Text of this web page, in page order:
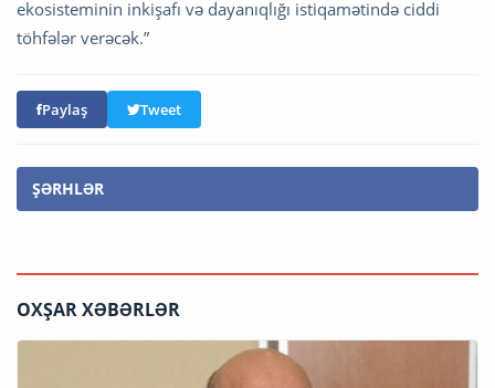
ekosisteminin inkişafı və dayanıqlığı istiqamətində ciddi
töhfələr verəcək.”
Paylaş Tweet
ŞƏRHLƏR
OXŞAR XƏBƏRLƏR